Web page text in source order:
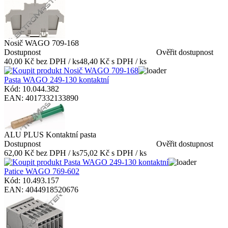
Nosič WAGO 709-168
Dostupnost
Ověřit dostupnost
40,00 Kč bez DPH / ks48,40 Kč s DPH / ks
Pasta WAGO 249-130 kontaktní
Kód: 10.044.382
EAN: 4017332133890
ALU PLUS Kontaktní pasta
Dostupnost
Ověřit dostupnost
62,00 Kč bez DPH / ks75,02 Kč s DPH / ks
Patice WAGO 769-602
Kód: 10.493.157
EAN: 4044918520676